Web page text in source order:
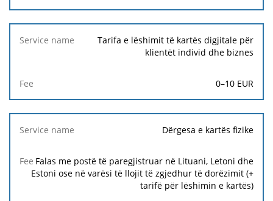
Tarifa e lëshimit të kartës digjitale për
klientët individ dhe biznes
0–10 EUR
Dërgesa e kartës fizike
Falas me postë të paregjistruar në Lituani, Letoni dhe
Estoni ose në varësi të llojit të zgjedhur të dorëzimit (+
tarifë për lëshimin e kartës)